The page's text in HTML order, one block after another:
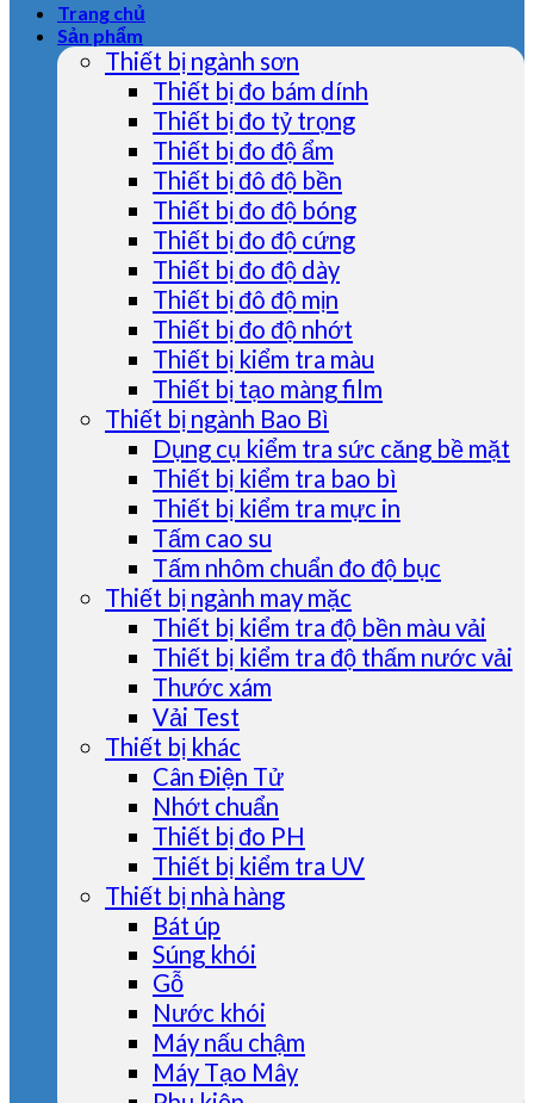
Trang chủ
Sản phẩm
Thiết bị ngành sơn
Thiết bị đo bám dính
Thiết bị đo tỷ trọng
Thiết bị đo độ ẩm
Thiết bị đô độ bền
Thiết bị đo độ bóng
Thiết bị đo độ cứng
Thiết bị đo độ dày
Thiết bị đô độ mịn
Thiết bị đo độ nhớt
Thiết bị kiểm tra màu
Thiết bị tạo màng film
Thiết bị ngành Bao Bì
Dụng cụ kiểm tra sức căng bề mặt
Thiết bị kiểm tra bao bì
Thiết bị kiểm tra mực in
Tấm cao su
Tấm nhôm chuẩn đo độ bục
Thiết bị ngành may mặc
Thiết bị kiểm tra độ bền màu vải
Thiết bị kiểm tra độ thấm nước vải
Thước xám
Vải Test
Thiết bị khác
Cân Điện Tử
Nhớt chuẩn
Thiết bị đo PH
Thiết bị kiểm tra UV
Thiết bị nhà hàng
Bát úp
Súng khói
Gỗ
Nước khói
Máy nấu chậm
Máy Tạo Mây